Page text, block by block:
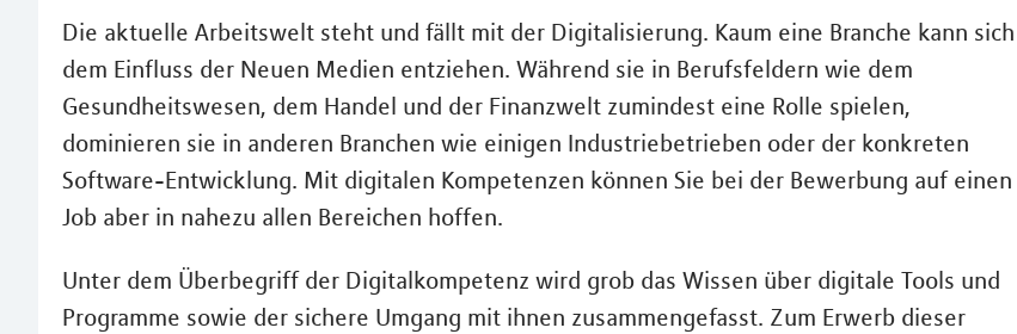
Die aktuelle Arbeitswelt steht und fällt mit der Digitalisierung. Kaum eine Branche kann sich
dem Einfluss der Neuen Medien entziehen. Während sie in Berufsfeldern wie dem
Gesundheitswesen, dem Handel und der Finanzwelt zumindest eine Rolle spielen,
dominieren sie in anderen Branchen wie einigen Industriebetrieben oder der konkreten
Software-Entwicklung. Mit digitalen Kompetenzen können Sie bei der Bewerbung auf einen
Job aber in nahezu allen Bereichen hoffen.
Unter dem Überbegriff der Digitalkompetenz wird grob das Wissen über digitale Tools und
Programme sowie der sichere Umgang mit ihnen zusammengefasst. Zum Erwerb dieser